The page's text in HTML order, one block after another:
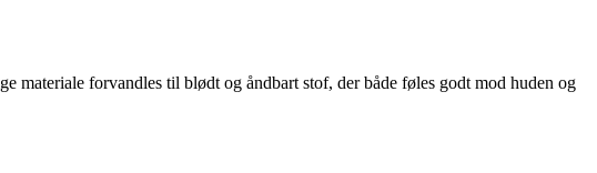
materiale forvandles til blødt og åndbart stof, der både føles godt mod huden og